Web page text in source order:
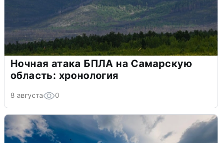
Ночная атака БПЛА на Самарскую
область: хронология
8 августа 0